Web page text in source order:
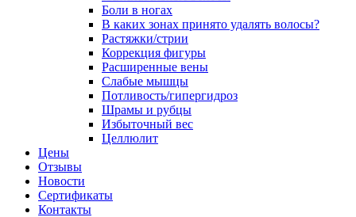
Боли в ногах
В каких зонах принято удалять волосы?
Растяжки/стрии
Коррекция фигуры
Расширенные вены
Слабые мышцы
Потливость/гипергидроз
Шрамы и рубцы
Избыточный вес
Целлюлит
Цены
Отзывы
Новости
Сертификаты
Контакты